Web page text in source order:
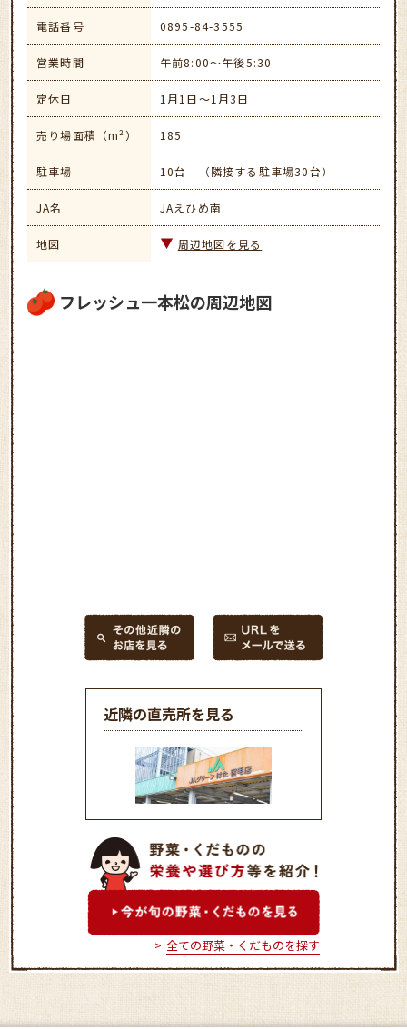
電話番号 0895-84-3555
営業時間 午前8:00～午後5:30
定休日 1月1日～1月3日
売り場面積（m²） 185
駐車場 10台 （隣接する駐車場30台）
JA名 JAえひめ南
地図 周辺地図を見る
フレッシュ一本松の周辺地図
近隣の直売所を見る
JAグリーンはた宿毛店 産
全ての野菜・くだものを探す